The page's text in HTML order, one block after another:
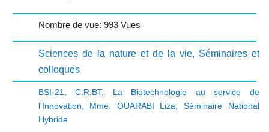
Nombre de vue: 993 Vues
Sciences de la nature et de la vie, Séminaires et
colloques
BSI-21 C.R.BT, La Biotechnologie au service de
l'Innovation
Mme. OUARABI Liza
Séminaire National
Hybride